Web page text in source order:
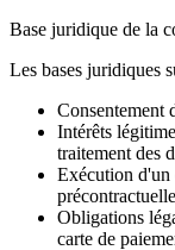
Base juridique de la
Les bases juridiques
Consentement
Intérêts
traitement des
Exécution d'un
Obligations
carte de